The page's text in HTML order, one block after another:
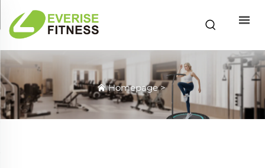
Homepage>